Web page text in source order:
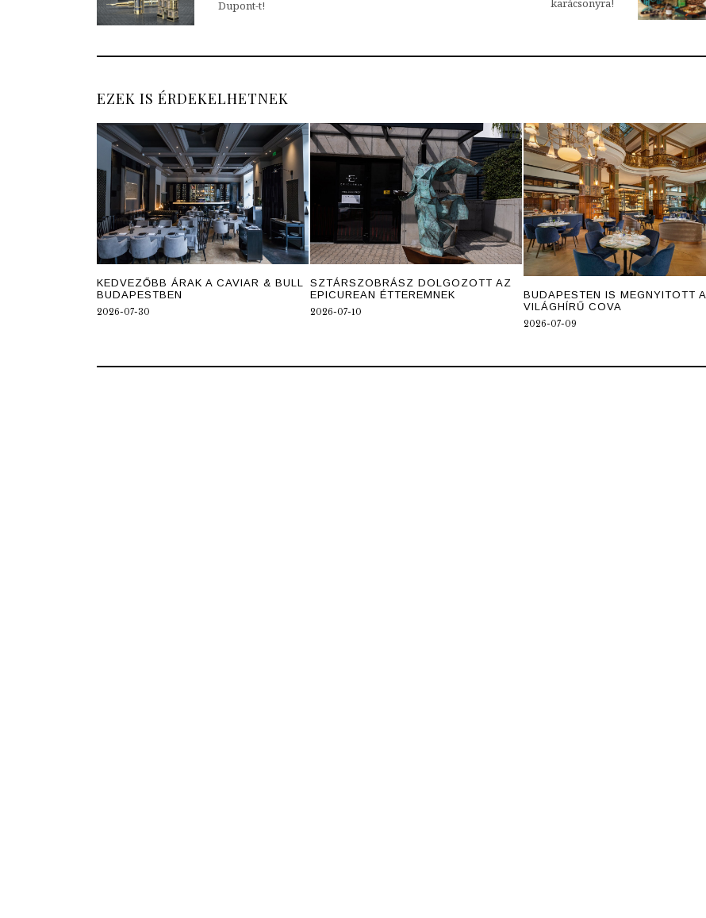
Dupont-t!
EZEK IS ÉRDEKELHETNEK
KEDVEZŐBB ÁRAK A CAVIAR & BULL
BUDAPESTBEN
2026-07-30
SZTÁRSZOBRÁSZ DOLGOZOTT AZ
EPICUREAN ÉTTEREMNEK
2026-07-10
BUDAPESTEN IS MEGNYITOTT A
VILÁGHÍRŰ COVA
2026-07-09